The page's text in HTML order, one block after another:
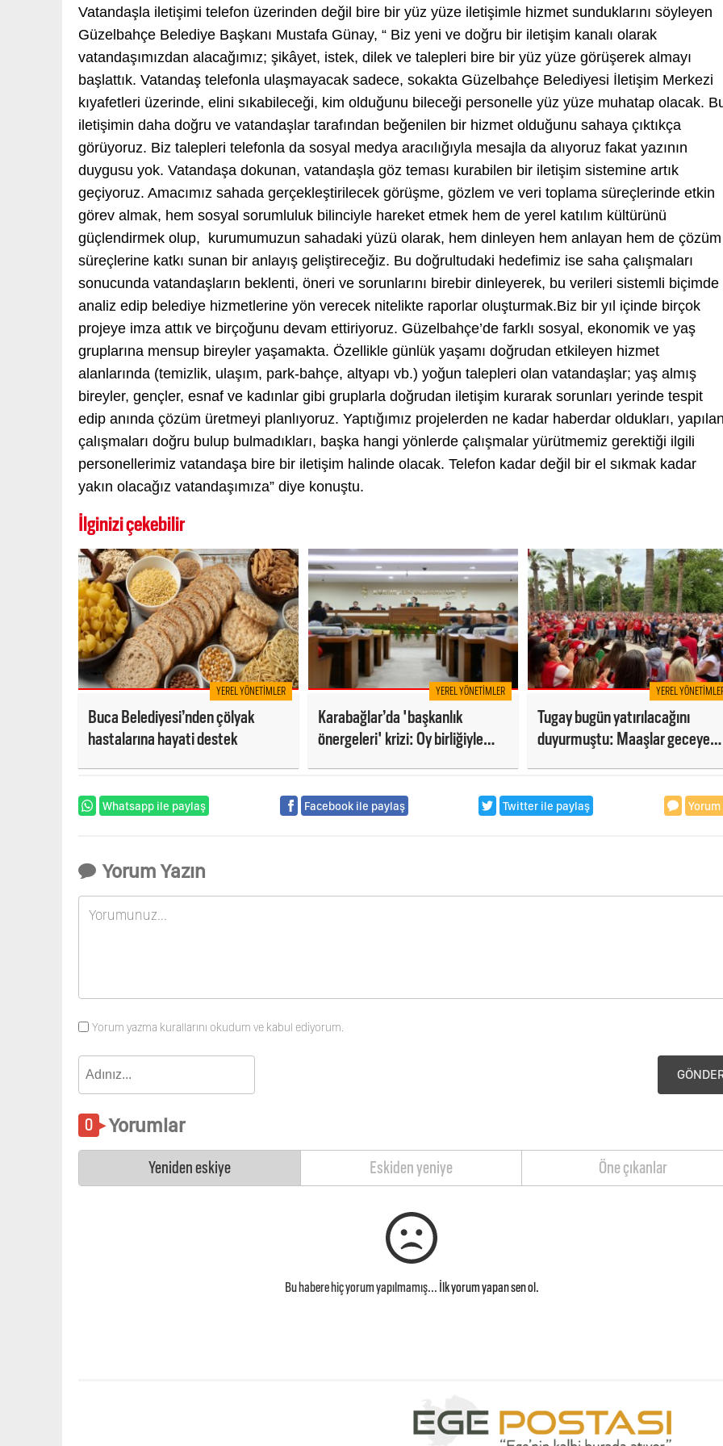
Vatandaşla iletişimi telefon üzerinden değil bire bir yüz yüze iletişimle hizmet sunduklarını söyleyen
Güzelbahçe Belediye Başkanı Mustafa Günay, “ Biz yeni ve doğru bir iletişim kanalı olarak
vatandaşımızdan alacağımız; şikâyet, istek, dilek ve talepleri bire bir yüz yüze görüşerek almayı
başlattık. Vatandaş telefonla ulaşmayacak sadece, sokakta Güzelbahçe Belediyesi İletişim Merkezi
kıyafetleri üzerinde, elini sıkabileceği, kim olduğunu bileceği personelle yüz yüze muhatap olacak.
iletişimin daha doğru ve vatandaşlar tarafından beğenilen bir hizmet olduğunu sahaya çıktıkça
görüyoruz. Biz talepleri telefonla da sosyal medya aracılığıyla mesajla da alıyoruz fakat yazının
duygusu yok. Vatandaşa dokunan, vatandaşla göz teması kurabilen bir iletişim sistemine artık
geçiyoruz. Amacımız sahada gerçekleştirilecek görüşme, gözlem ve veri toplama süreçlerinde etkin
görev almak, hem sosyal sorumluluk bilinciyle hareket etmek hem de yerel katılım kültürünü
güçlendirmek olup, kurumumuzun sahadaki yüzü olarak, hem dinleyen hem anlayan hem de çözüm
süreçlerine katkı sunan bir anlayış geliştireceğiz. Bu doğrultudaki hedefimiz ise saha çalışmaları
sonucunda vatandaşların beklenti, öneri ve sorunlarını birebir dinleyerek, bu verileri sistemli biçimde
analiz edip belediye hizmetlerine yön verecek nitelikte raporlar oluşturmak.Biz bir yıl içinde birçok
projeye imza attık ve birçoğunu devam ettiriyoruz. Güzelbahçe’de farklı sosyal, ekonomik ve yaş
gruplarına mensup bireyler yaşamakta. Özellikle günlük yaşamı doğrudan etkileyen hizmet
alanlarında (temizlik, ulaşım, park-bahçe, altyapı vb.) yoğun talepleri olan vatandaşlar; yaş almış
bireyler, gençler, esnaf ve kadınlar gibi gruplarla doğrudan iletişim kurarak sorunları yerinde tespit
edip anında çözüm üretmeyi planlıyoruz. Yaptığımız projelerden ne kadar haberdar oldukları,
çalışmaları doğru bulup bulmadıkları, başka hangi yönlerde çalışmalar yürütmemiz gerektiği ilgili
personellerimiz vatandaşa bire bir iletişim halinde olacak. Telefon kadar değil bir el sıkmak kadar
yakın olacağız vatandaşımıza” diye konuştu.
İlginizi çekebilir
YEREL YÖNETIMLER
Buca Belediyesi’nden çölyak
hastalarına hayati destek
YEREL YÖNETIMLER
Karabağlar’da 'başkanlık
önergeleri' krizi: Oy birliğiyle
YEREL
Tugay bugün yatırılacağını
duyurmuştu: Maaşlar geceye
Whatsapp ile paylaş Facebook ile paylaş Twitter ile paylaş Yorum
Yorum Yazın
Yorum yazma kurallarını okudum ve kabul ediyorum.
Yorumlar
Yeniden eskiye Eskiden yeniye Öne çıkanlar
Bu habere hiç yorum yapılmamış... İlk yorum yapan sen ol.